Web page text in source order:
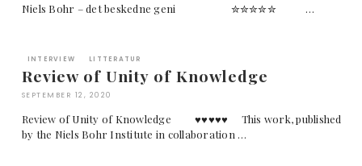
Niels Bohr – det beskedne geni ✮✮✮✮✮ …
INTERVIEW LITTERATUR
Review of Unity of Knowledge
SEPTEMBER 12, 2020
Review of Unity of Knowledge ♥︎♥︎♥︎♥︎♥︎ This work, published
by the Niels Bohr Institute in collaboration …